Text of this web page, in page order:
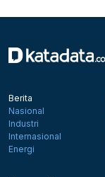
Berita
Nasional
Industri
Internasional
Energi